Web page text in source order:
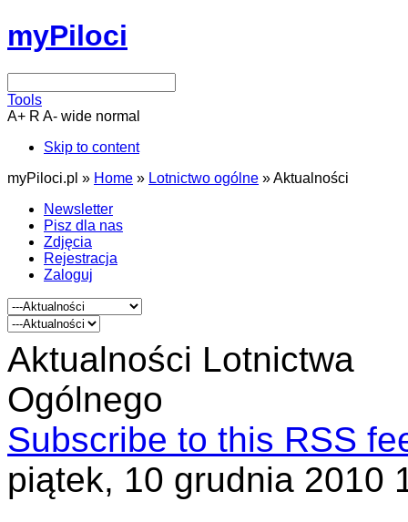
myPiloci
Tools
A+ R A- wide normal
Skip to content
myPiloci.pl » Home » Lotnictwo ogólne »Aktualności
Newsletter
Pisz dla nas
Zdjęcia
Rejestracja
Zaloguj
Aktualności Lotnictwa
Ogólnego
Subscribe to this RSS
piątek, 10 grudnia 2010